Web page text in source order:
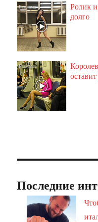
Ролик
долго
Последние